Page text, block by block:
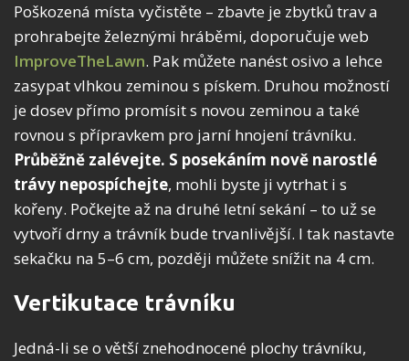
Poškozená místa vyčistěte – zbavte je zbytků trav a
prohrabejte železnými hráběmi, doporučuje web
ImproveTheLawn. Pak můžete nanést osivo a lehce
zasypat vlhkou zeminou s pískem. Druhou možností
je dosev přímo promísit s novou zeminou a také
rovnou s přípravkem pro jarní hnojení trávníku.
Průběžně zalévejte. S posekáním nově narostlé
trávy nepospíchejte, mohli byste ji vytrhat i s
kořeny. Počkejte až na druhé letní sekání – to už se
vytvoří drny a trávník bude trvanlivější. I tak nastavte
sekačku na 5–6 cm, později můžete snížit na 4 cm.
Vertikutace trávníku
Jedná-li se o větší znehodnocené plochy trávníku,